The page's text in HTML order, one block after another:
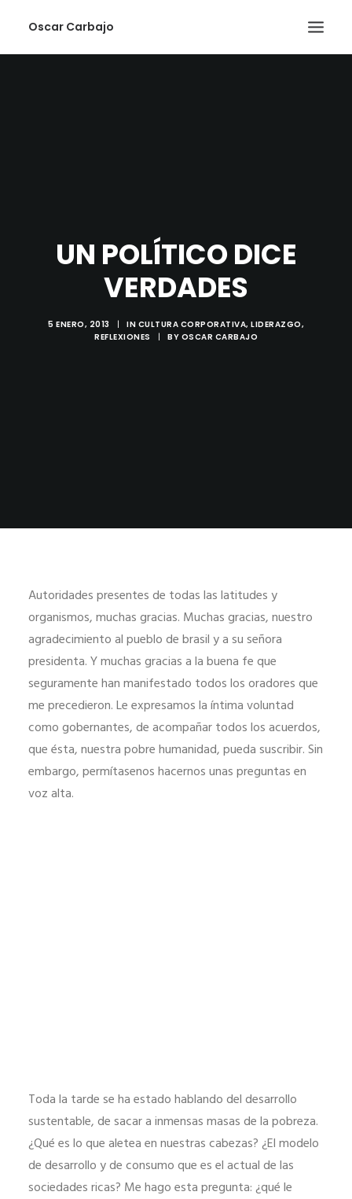
Oscar Carbajo
UN POLÍTICO DICE
VERDADES
5 ENERO, 2013 | IN CULTURA CORPORATIVA, LIDERAZGO,
REFLEXIONES
| BY OSCAR CARBAJO
Autoridades presentes de todas las latitudes y
organismos, muchas gracias. Muchas gracias, nuestro
agradecimiento al pueblo de brasil y a su señora
presidenta. Y muchas gracias a la buena fe que
seguramente han manifestado todos los oradores que
me precedieron. Le expresamos la íntima voluntad
como gobernantes, de acompañar todos los acuerdos,
que ésta, nuestra pobre humanidad, pueda suscribir. Sin
embargo, permítasenos hacernos unas preguntas en
voz alta.
Toda la tarde se ha estado hablando del desarrollo
sustentable, de sacar a inmensas masas de la pobreza.
¿Qué es lo que aletea en nuestras cabezas? ¿El modelo
de desarrollo y de consumo que es el actual de las
sociedades ricas? Me hago esta pregunta: ¿qué le